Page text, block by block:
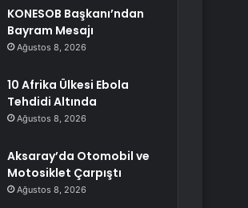
KONESOB Başkanı’ndan
Bayram Mesajı
Ağustos 8, 2026
10 Afrika Ülkesi Ebola
Tehdidi Altında
Ağustos 8, 2026
Aksaray’da Otomobil ve
Motosiklet Çarpıştı
Ağustos 8, 2026